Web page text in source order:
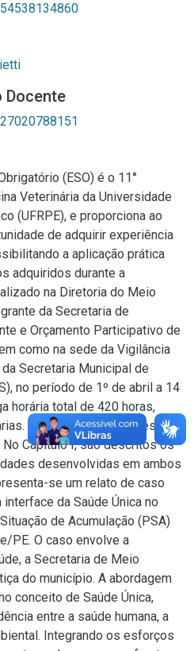
Docente
(ESO) é o 11°
Veterinária da Universidade
(UFRPE), e proporciona ao
de adquirir experiência
a aplicação prática
adquiridos durante a
na Diretoria do Meio
da Secretaria de
e Orçamento Participativo de
como na sede da Vigilância
Secretaria Municipal de
no período de 1º de abril a 14
horária total de 420 horas,
O presente relatório está
Capítulo I, são descritos os
desenvolvidas em ambos
se um relato de caso
da Saúde Única no
de Acumulação (PSA)
PE. O caso envolve a
a Secretaria de Meio
do município. A abordagem
conceito de Saúde Única,
entre a saúde humana, a
Integrando os esforços